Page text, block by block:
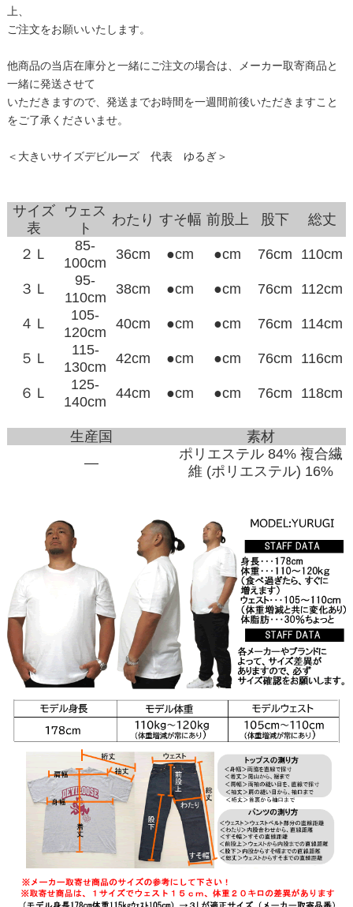
上、
ご注文をお願いいたします。
他商品の当店在庫分と一緒にご注文の場合は、メーカー取寄商品と
一緒に発送させて
いただきますので、発送までお時間を一週間前後いただきますこと
をご了承くださいませ。
＜大きいサイズデビルーズ 代表 ゆるぎ＞
サイズ
表
ウェス
ト
わたり すそ幅 前股上 股下 総丈
２Ｌ
85-
100cm
36cm ●cm ●cm 76cm 110cm
３Ｌ
95-
110cm
38cm ●cm ●cm 76cm 112cm
４Ｌ
105-
120cm
40cm ●cm ●cm 76cm 114cm
５Ｌ
115-
130cm
42cm ●cm ●cm 76cm 116cm
６Ｌ
125-
140cm
44cm ●cm ●cm 76cm 118cm
生産国
素材
―
ポリエステル 84% 複合繊
維 (ポリエステル) 16%